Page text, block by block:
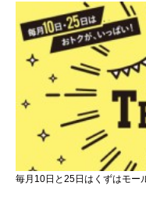
毎月10日と25日はくずはモー